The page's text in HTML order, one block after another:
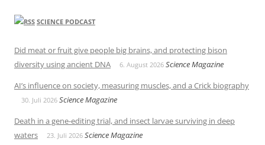
SCIENCE PODCAST
Did meat or fruit give people big brains, and protecting bison
diversity using ancient DNA
6. August 2026 Science Magazine
AI’s influence on society, measuring muscles, and a Crick biography
30. Juli 2026 Science Magazine
Death in a gene-editing trial, and insect larvae surviving in deep
waters
23. Juli 2026 Science Magazine